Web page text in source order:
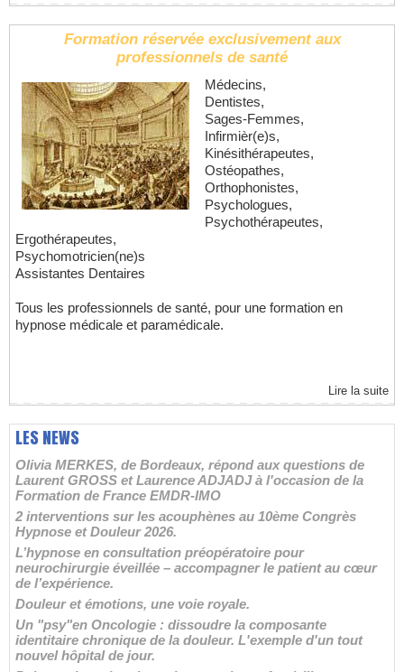
Formation réservée exclusivement aux
professionnels de santé
Médecins,
Dentistes,
Sages-Femmes,
Infirmièr(e)s,
Kinésithérapeutes,
Ostéopathes,
Orthophonistes,
Psychologues,
Psychothérapeutes,
Ergothérapeutes,
Psychomotricien(ne)s
Assistantes Dentaires
Tous les professionnels de santé, pour une formation en
hypnose médicale et paramédicale.
Lire la suite
LES NEWS
Olivia MERKES, de Bordeaux, répond aux questions de
Laurent GROSS et Laurence ADJADJ à l'occasion de la
Formation de France EMDR-IMO
2 interventions sur les acouphènes au 10ème Congrès
Hypnose et Douleur 2026.
L’hypnose en consultation préopératoire pour
neurochirurgie éveillée – accompagner le patient au cœur
de l’expérience.
Douleur et émotions, une voie royale.
Un "psy"en Oncologie : dissoudre la composante
identitaire chronique de la douleur. L'exemple d'un tout
nouvel hôpital de jour.